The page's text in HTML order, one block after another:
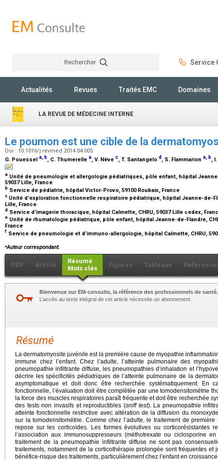
Rechercher Service
Actualités Revues Traités EMC Domaines
LA REVUE DE MÉDECINE INTERNE
Le poumon est une cible de la
Doi : 10.1016/j.revmed.2014.04.005
G. Pouessel a b, C. Thumerelle a, V. Nève c, T. Santangelo d , S. Flammarion a b,
a Unité de pneumologie et allergologie pédiatriques, pôle enfant, hôpital
59037 Lille, France
b Service de pédiatrie, hôpital Victor-Provo, 59100 Roubaix, France
c Unité d’exploration fonctionnelle respiratoire pédiatrique, hôpital Jeanne-de-
Lille, France
d Service d’imagerie thoracique, hôpital Calmette, CHRU, 59037 Lille cedex,
e Unité de rhumatologie pédiatrique, pôle enfant, hôpital Jeanne-de-Flandre,
France
f Service de pneumologie et d’immuno-allergologie, hôpital Calmette, CHRU,
⁎Auteur correspondant.
PDF Article
Résumé
Mots clés
Figures Tableaux
Bienvenue sur EM-consulte, la référence des professionnels de santé.
L’accès au texte intégral de cet article nécessite un abonnement.
Résumé
La dermatomyosite juvénile est la première cause de myopathie
immune chez l’enfant. Chez l’adulte, l’atteinte pulmonaire des
pneumopathie infiltrante diffuse, les pneumopathies d’inhalation et
décrire les spécificités pédiatriques de l’atteinte pulmonaire de la
asymptomatique et doit donc être recherchée systématiquement. En
fonctionnelle, l’évaluation doit être complétée par une tomodensitométrie
la force des muscles respiratoires paraît fréquente et doit être recherchée
des tests non invasifs et reproductibles (sniff test). La pneumopathie
atteinte fonctionnelle restrictive avec altération de la diffusion du
sur la tomodensitométrie. Comme chez l’adulte, le traitement de
repose sur les corticoïdes. Les formes évolutives ou corticorésistantes
l’association aux immunosuppresseurs (méthotrexate ou ciclosporine
traitement de la pneumopathie infiltrante diffuse ne sont pas
traitements, notamment de la corticothérapie prolongée sont fréquentes
bénéfice-risque des traitements, particulièrement chez l’enfant en